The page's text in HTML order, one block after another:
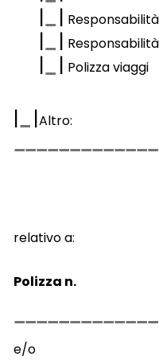
| |
| |
| | Polizza viaggi
| |Altro:
relativo a:
Polizza n.
e/o